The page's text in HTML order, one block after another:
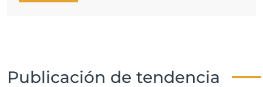
Publicación de tendencia